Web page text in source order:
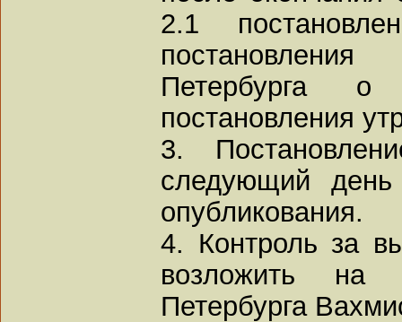
2.1
Петербурга о
постановления
3.
следующий день
опубликования.
4. Контроль за
возложить на
Петербурга